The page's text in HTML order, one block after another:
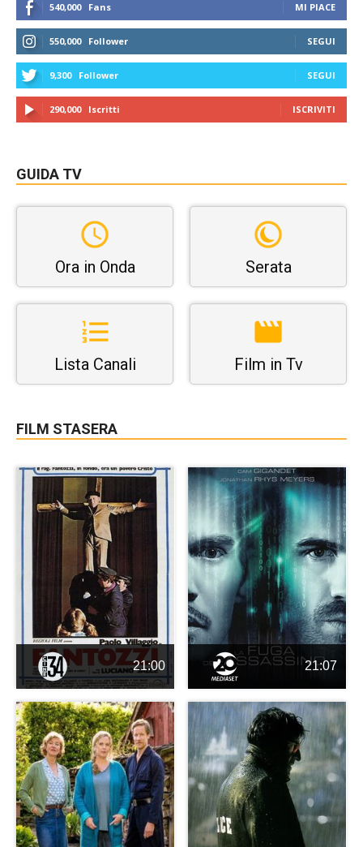
540,000 Fans MI PIACE
550,000 Follower SEGUI
9,300 Follower SEGUI
290,000 Iscritti ISCRIVITI
GUIDA TV
Ora in Onda Serata
Lista Canali Film in Tv
FILM STASERA
21:00 21:07